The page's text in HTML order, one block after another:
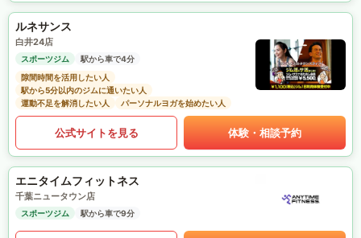
ルネサンス
白井24店
スポーツジム
駅から車で4分
隙間時間を活用したい人
駅から5分以内のジムに通いたい人
運動不足を解消したい人
パーソナルヨガを始めたい人
公式サイトを見る 体験・相談予約
エニタイムフィットネス
千葉ニュータウン店
スポーツジム 駅から車で9分